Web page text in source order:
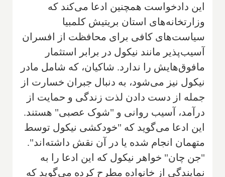
این دادخواست همچنین ادعا می‌کند که
وزارتخانه‌های استان بریتیش کلمبیا
سیاست‌های کافی برای محافظت از افسران
آسیب‌پذیر مانند نیکول در برابر استثمار
مافوق‌هایش را ندارد. شاکیان، که شامل مادر
نیکول نیز می‌شود، به دنبال جبران خسارت از
جمله از دست دادن لذت زندگی و حمایت از
درآمد، آسیب روانی و "شوک عصبی" هستند.
این ادعا می‌گوید که "خودکشی نیکول توسط
متهمان انجام شده یا در آن نقش داشته‌اند".
"جن چان" خواهر نیکول که این ادعا را به
نمایندگی از خانواده مطرح کرده می‌گوید که